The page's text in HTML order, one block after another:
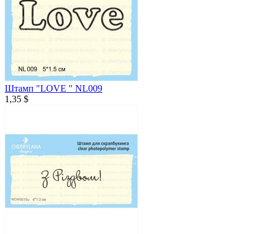
Штамп "LOVE " NL009
1,35 $